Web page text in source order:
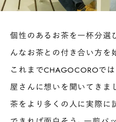
個性のあるお茶を一杯分選
んなお茶との付き合い方を
これまでCHAGOCOROで
屋さんに想いを聞いてきま
茶をより多くの人に実際に